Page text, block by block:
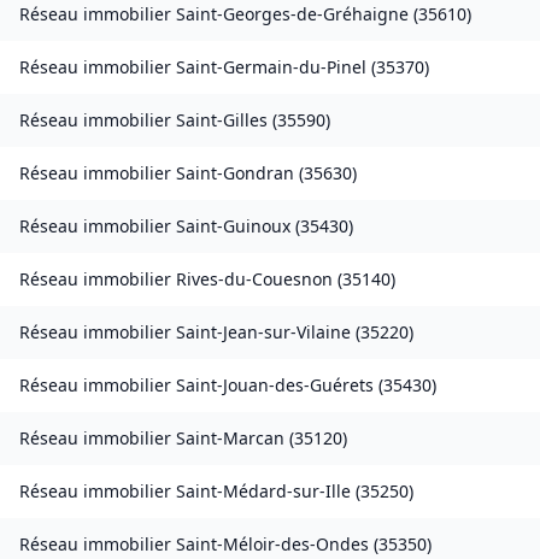
Réseau immobilier Saint-Georges-de-Gréhaigne (35610)
Réseau immobilier Saint-Germain-du-Pinel (35370)
Réseau immobilier Saint-Gilles (35590)
Réseau immobilier Saint-Gondran (35630)
Réseau immobilier Saint-Guinoux (35430)
Réseau immobilier Rives-du-Couesnon (35140)
Réseau immobilier Saint-Jean-sur-Vilaine (35220)
Réseau immobilier Saint-Jouan-des-Guérets (35430)
Réseau immobilier Saint-Marcan (35120)
Réseau immobilier Saint-Médard-sur-Ille (35250)
Réseau immobilier Saint-Méloir-des-Ondes (35350)